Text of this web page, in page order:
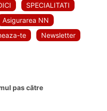
SPECIALITATI
Asigurarea NN
te Newsletter
pas către